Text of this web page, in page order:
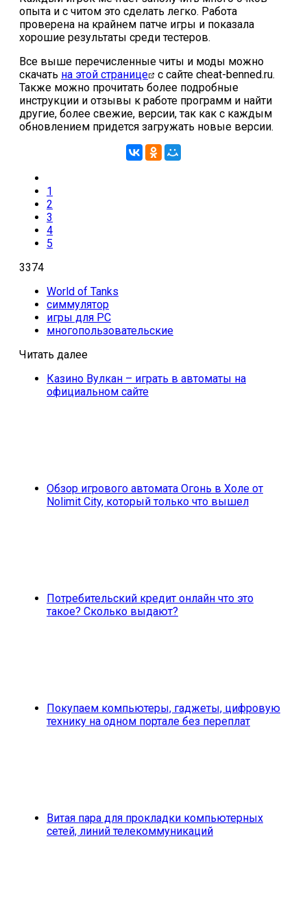
опыта и с читом это сделать легко. Работа
проверена на крайнем патче игры и показала
хорошие результаты среди тестеров.
Все выше перечисленные читы и моды можно
скачать на этой странице
с сайте cheat-benned.ru.
Также можно прочитать более подробные
инструкции и отзывы к работе программ и найти
другие, более свежие, версии, так как с каждым
обновлением придется загружать новые версии.
1
2
3
4
5
3374
World of Tanks
симмулятор
игры для PC
многопользовательские
Читать далее
Казино Вулкан – играть в автоматы на
официальном сайте
Обзор игрового автомата Огонь в Холе от
Nolimit City, который только что вышел
Потребительский кредит онлайн что это
такое? Сколько выдают?
Покупаем компьютеры, гаджеты, цифровую
технику на одном портале без переплат
Витая пара для прокладки компьютерных
сетей, линий телекоммуникаций